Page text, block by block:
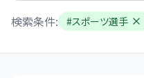
検索条件: #スポーツ選手